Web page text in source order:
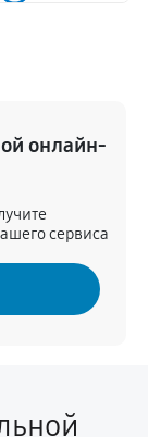
онлайн-
сервиса